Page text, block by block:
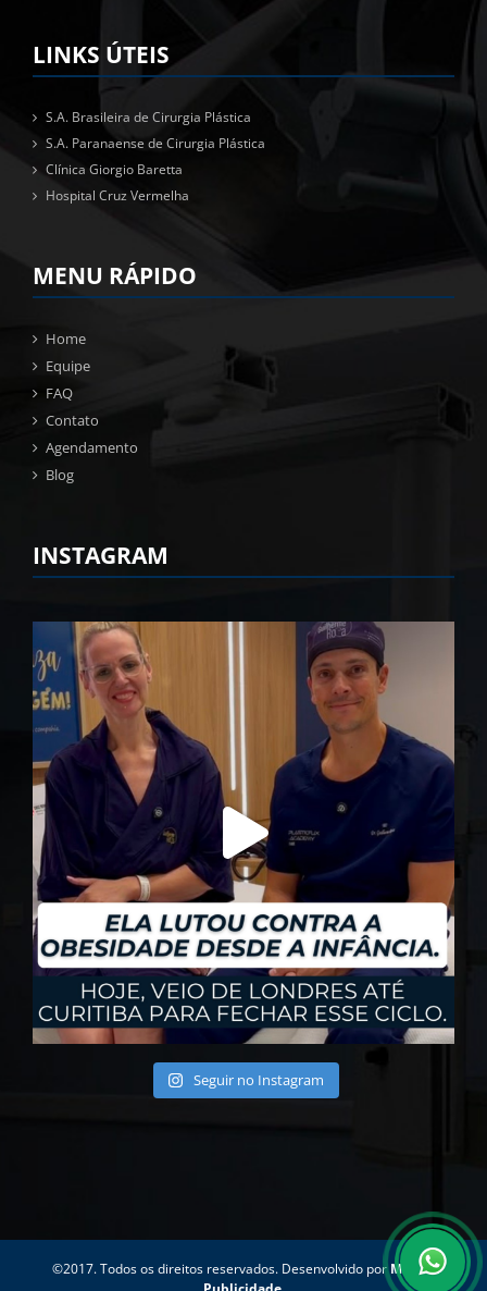
LINKS ÚTEIS
S.A. Brasileira de Cirurgia Plástica
S.A. Paranaense de Cirurgia Plástica
Clínica Giorgio Baretta
Hospital Cruz Vermelha
MENU RÁPIDO
Home
Equipe
FAQ
Contato
Agendamento
Blog
INSTAGRAM
Seguir no Instagram
©2017. Todos os direitos reservados. Desenvolvido porMotion